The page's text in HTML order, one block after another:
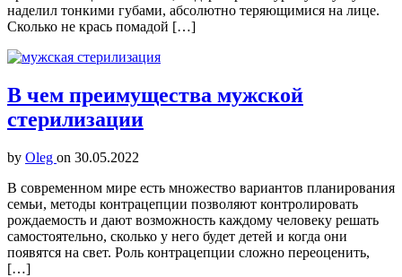
наделил тонкими губами, абсолютно теряющимися на лице.
Сколько не крась помадой […]
В чем преимущества мужской
стерилизации
by Oleg on 30.05.2022
В современном мире есть множество вариантов планирования
семьи, методы контрацепции позволяют контролировать
рождаемость и дают возможность каждому человеку решать
самостоятельно, сколько у него будет детей и когда они
появятся на свет. Роль контрацепции сложно переоценить,
[…]